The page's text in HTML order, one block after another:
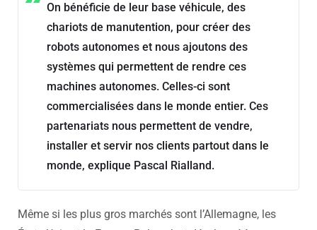
On bénéficie de leur base véhicule, des
chariots de manutention, pour créer des
robots autonomes et nous ajoutons des
systèmes qui permettent de rendre ces
machines autonomes. Celles-ci sont
commercialisées dans le monde entier. Ces
partenariats nous permettent de vendre,
installer et servir nos clients partout dans le
monde, explique Pascal Rialland.
Même si les plus gros marchés sont l’Allemagne, les